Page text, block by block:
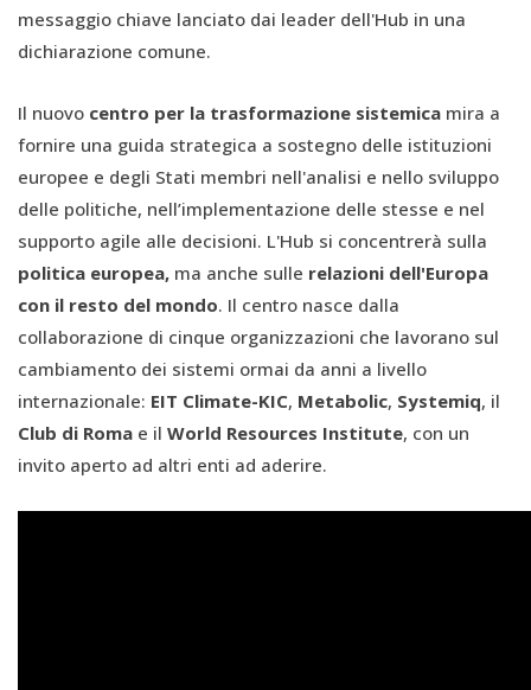
messaggio chiave lanciato dai leader dell'Hub in una
dichiarazione comune.
Il nuovo centro per la trasformazione sistemica mira a
fornire una guida strategica a sostegno delle istituzioni
europee e degli Stati membri nell'analisi e nello sviluppo
delle politiche, nell’implementazione delle stesse e nel
supporto agile alle decisioni. L'Hub si concentrerà sulla
politica europea, ma anche sulle relazioni dell'Europa
con il resto del mondo. Il centro nasce dalla
collaborazione di cinque organizzazioni che lavorano sul
cambiamento dei sistemi ormai da anni a livello
internazionale: EIT Climate-KIC, Metabolic, Systemiq, il
Club di Roma e il World Resources Institute, con un
invito aperto ad altri enti ad aderire.